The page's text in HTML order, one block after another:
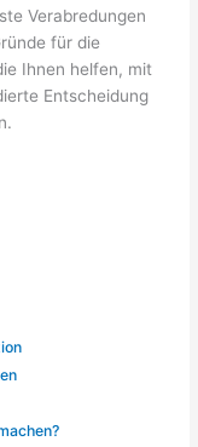
Verabredungen
für die
Ihnen helfen, mit
Entscheidung